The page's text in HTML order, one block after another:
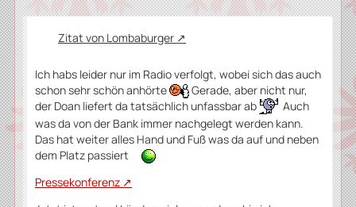
Zitat von Lombaburger
Ich habs leider nur im Radio verfolgt, wobei sich das auch
schon sehr schön anhörte
Gerade, aber nicht nur,
der Doan liefert da tatsächlich unfassbar ab
Auch
was da von der Bank immer nachgelegt werden kann.
Das hat weiter alles Hand und Fuß was da auf und neben
dem Platz passiert
Pressekonferenz